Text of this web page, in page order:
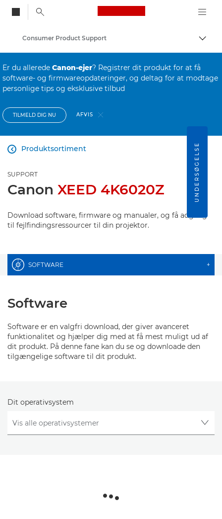
Canon Logo, back
Skift
Consumer Product Support
Er du allerede Canon-ejer? Registrer dit produkt for at få
software- og firmwareopdateringer, og deltag for at modtage
personlige tips og eksklusive tilbud
TILMELD DIG NU AFVIS
Produktsortiment

SUPPORT
Canon XEED 4K6020Z
Download software, firmware og manualer, og få adgang
til fejlfindingsressourcer til din projektor.
SOFTWARE +
Software
Software er en valgfri download, der giver avanceret
funktionalitet og hjælper dig med at få mest muligt ud af
dit produkt. På denne fane kan du se og downloade den
tilgængelige software til dit produkt.
Dit operativsystem
UNDERSØGELSE